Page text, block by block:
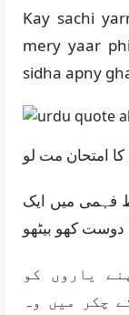
Kay sachi
mery yaar
sidha apny
امتحان مت لو
فہمی میں ایک
دوست کھو بیٹھو
یاروں کو
چکر میں وہ